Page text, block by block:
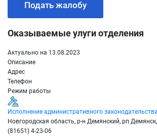
Подать жалобу
Оказываемые улуги отделения
Актуально на 13.08.2023
Описание
Адрес
Телефон
Режим работы
Исполнение административного законодательства
Новгородская область, р-н Демянский, рп
(81651) 4-23-06